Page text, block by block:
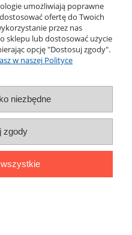
Shoper.pl
umożliwiają poprawne
ofertę do Twoich
przez nas
sklepu lub dostosować użycie
opcję "Dostosuj zgody".
w naszej Polityce
niezbędne
zgody